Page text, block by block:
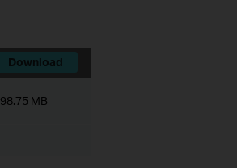
Download
98.75 MB